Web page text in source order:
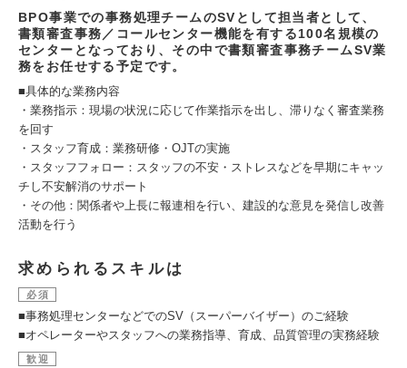
BPO事業での事務処理チームのSVとして担当者として、
書類審査事務／コールセンター機能を有する100名規模の
センターとなっており、その中で書類審査事務チームSV業
務をお任せする予定です。
■具体的な業務内容
・業務指示：現場の状況に応じて作業指示を出し、滞りなく審査業務
を回す
・スタッフ育成：業務研修・OJTの実施
・スタッフフォロー：スタッフの不安・ストレスなどを早期にキャッ
チし不安解消のサポート
・その他：関係者や上長に報連相を行い、建設的な意見を発信し改善
活動を行う
求められるスキルは
必須
■事務処理センターなどでのSV（スーパーバイザー）のご経験
■オペレーターやスタッフへの業務指導、育成、品質管理の実務経験
歓迎